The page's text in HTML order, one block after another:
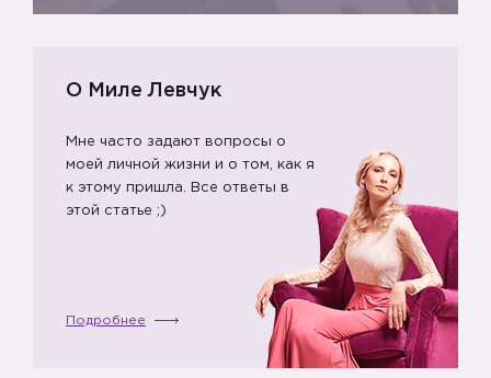
💡
О Миле Левчук
Мне часто задают вопросы о
моей личной жизни и о том, как я
к этому пришла. Все ответы в
этой статье ;)
Подробнее